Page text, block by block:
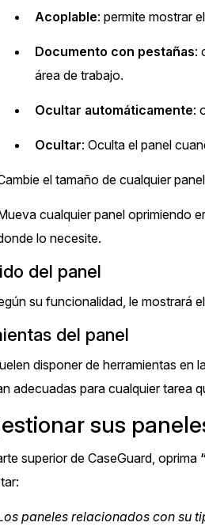
Acoplable: permite mostrar
Documento con pestañas:
área de trabajo.
Ocultar automáticamente:
Ocultar: Oculta el panel
el tamaño de cualquier
cualquier panel oprimiendo
lo necesite.
del panel
su funcionalidad, le mostrará
del panel
disponer de herramientas en
adecuadas para cualquier tarea
sus
superior de CaseGuard, oprima
paneles relacionados con su